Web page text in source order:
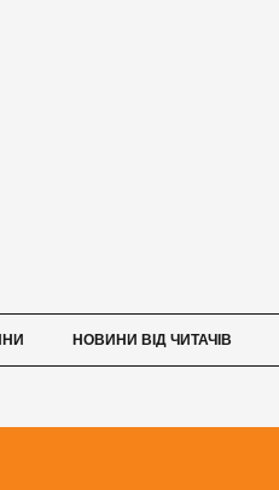
НОВИНИ ВІД ЧИТАЧІВ